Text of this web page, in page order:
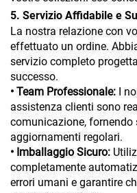
5. Servizio Affidabile e
La nostra relazione con
effettuato un ordine.
servizio completo
successo.
• Team Professionale:
I
assistenza clienti sono
comunicazione,
aggiornamenti regolari.
• Imballaggio Sicuro:
completamente
errori umani e garantire